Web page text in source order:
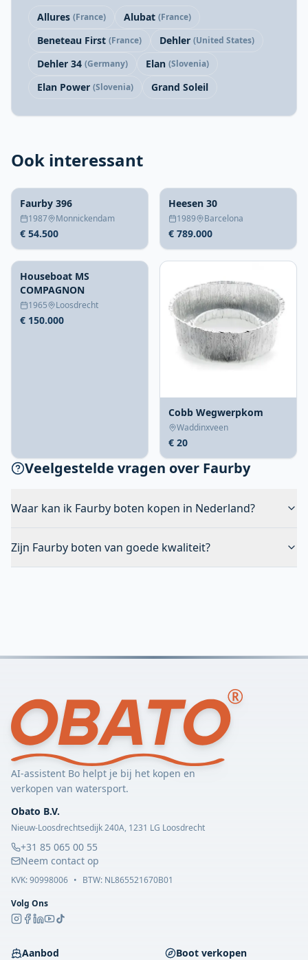
Allures (France) Alubat (France)
Beneteau First (France) Dehler (United States)
Dehler 34 (Germany) Elan (Slovenia)
Elan Power (Slovenia) Grand Soleil
Ook interessant
Faurby 396
1987 Monnickendam
€ 54.500
Heesen 30
1989 Barcelona
€ 789.000
Houseboat MS
COMPAGNON
1965 Loosdrecht
€ 150.000
Cobb Wegwerpkom
Waddinxveen
€ 20
Veelgestelde vragen over Faurby
Waar kan ik Faurby boten kopen in Nederland?
Zijn Faurby boten van goede kwaliteit?
AI-assistent Bo helpt je bij het kopen en
verkopen van watersport.
Obato B.V.
Nieuw-Loosdrechtsedijk 240A, 1231 LG Loosdrecht
+31 85 065 00 55
Neem contact op
KVK:90998006 • BTW: NL865521670B01
Volg Ons
Aanbod
Boot verkopen